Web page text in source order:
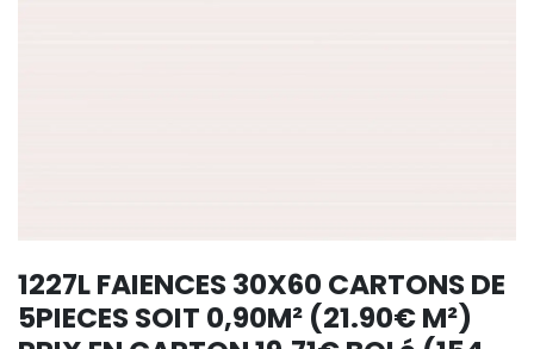
1227L FAIENCES 30X60 CARTONS DE
5PIECES SOIT 0,90M² (21.90€ M²)